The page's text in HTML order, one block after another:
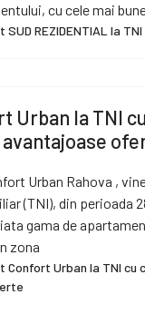
cu cele mai
REZIDENTIAL la TNI
Urban la TNI
avantajoase
Urban Rahova ,
(TNI), din perioada
gama de
zona
Confort Urban la TNI cu